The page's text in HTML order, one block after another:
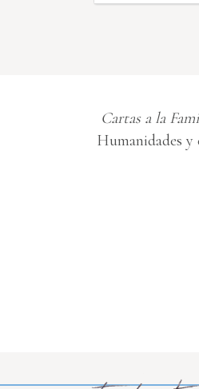
Cartas a la
Humanidades